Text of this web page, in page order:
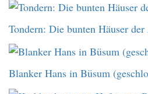
Tondern: Die bunten Häuser
Blanker Hans in Büsum